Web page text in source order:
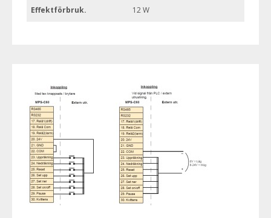
Effektförbruk. 12 W